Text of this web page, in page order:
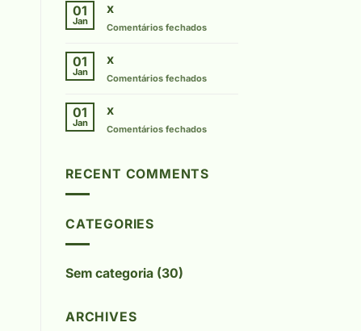
01
Jan
x
Comentários fechadosem
01
Jan
x
Comentários fechadosem
01
Jan
x
Comentários fechadosem
RECENT COMMENTS
CATEGORIES
Sem categoria (30)
ARCHIVES